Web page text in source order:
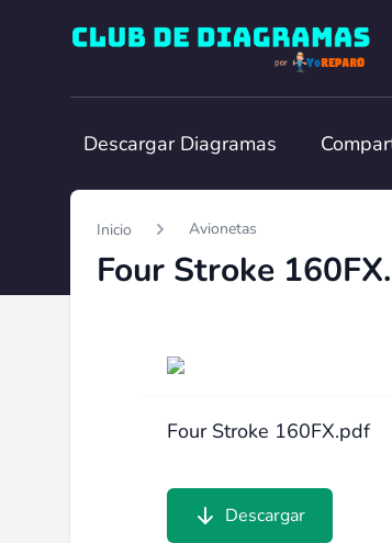
Club de Diagramas
Descargar Diagramas
Inicio Avionetas
Four Stroke
Four Stroke 160FX.pdf
Descargar